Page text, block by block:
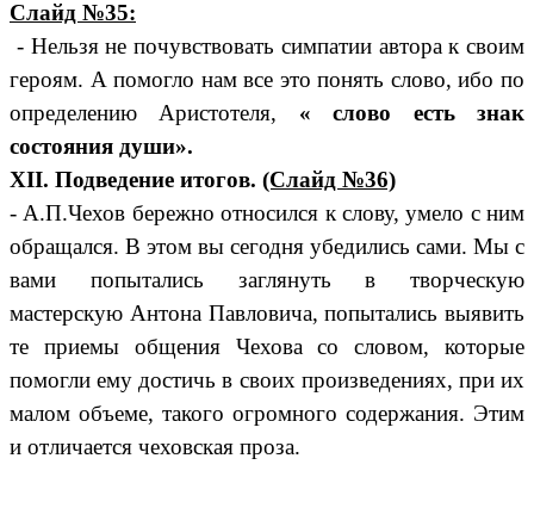
Слайд №35:
- Нельзя не почувствовать симпатии автора к своим
героям. А помогло нам все это понять слово, ибо по
определению Аристотеля, « слово есть знак
состояния души».
XII. Подведение итогов. (Слайд №36)
- А.П.Чехов бережно относился к слову, умело с ним
обращался. В этом вы сегодня убедились сами. Мы с
вами попытались заглянуть в творческую
мастерскую Антона Павловича, попытались выявить
те приемы общения Чехова со словом, которые
помогли ему достичь в своих произведениях, при их
малом объеме, такого огромного содержания. Этим
и отличается чеховская проза.